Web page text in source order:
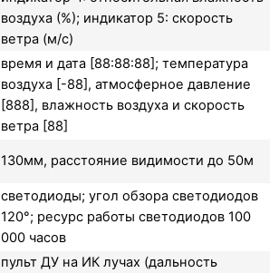
воздуха (%); индикатор 5: скорость
ветра (м/с)
время и дата [88:88:88]; температура
воздуха [-88], атмосферное давление
[888], влажность воздуха и скорость
ветра [88]
130мм, расстояние видимости до 50м
светодиоды; угол обзора светодиодов
120°; ресурс работы светодиодов 100
000 часов
пульт ДУ на ИК лучах (дальность